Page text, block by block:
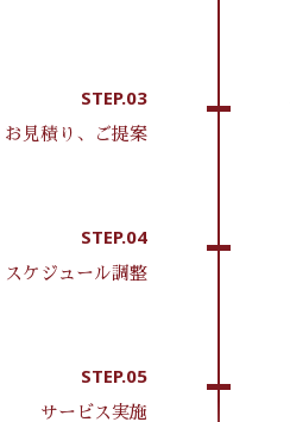
STEP.03
お見積り、ご提案
STEP.04
スケジュール調整
STEP.05
サービス実施